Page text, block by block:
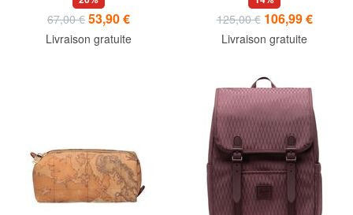
13''
67,00 € 53,90 €
Livraison gratuite
125,00 € 106,99 €
Livraison gratuite